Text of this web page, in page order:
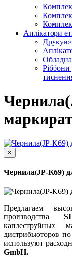
Аплікатори
Ріббони
×
Чернила(JP-K69)
Предлагаем
производства
каплеструйных
дистрибьюторов
используют
GmbH.